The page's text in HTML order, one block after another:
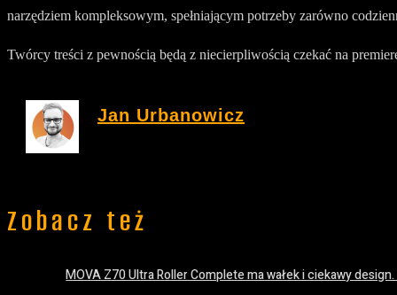
narzędziem kompleksowym, spełniającym potrzeby zarówno
Twórcy treści z pewnością będą z niecierpliwością czekać na
Jan Urbanowicz
Zobacz też
MOVA Z70 Ultra Roller Complete ma wałek i ciekawy